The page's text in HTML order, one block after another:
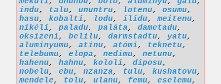
indu, talu, ununtru, lotenu, osumu,
hasu, kobalti, lodu, ilidu,meitenu,
nikéli, paladu, paláta, dametadu,
oksizeni, belilu, darmstadtu, yatu,
aluminyumu, atinu, atómi, teknetu,
telebumu, elopa, nedimu, netunu,
hahenu, hahnu, kololi, diposu,
nobelu, ebu, nzanza, tulu, kushatovu,
mendele, tolu, ulanu, femu, eselemu,